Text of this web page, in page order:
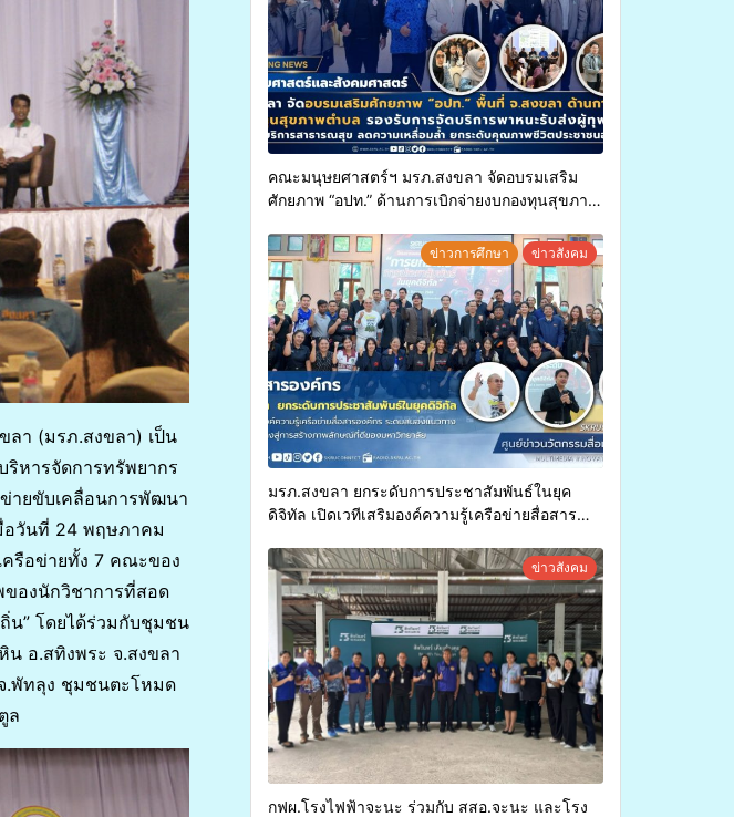
ลา (มรภ.สงขลา) เป็น
ริหารจัดการทรัพยากร
ายขับเคลื่อนการพัฒนา
อวันที่ 24 พฤษภาคม
รือข่ายทั้ง 7 คณะของ
องนักวิชาการที่สอด
น” โดยได้ร่วมกับชุมชน
อ.สทิงพระ จ.สงขลา
.พัทลุง ชุมชนตะโหมด
ล
คณะมนุษยศาสตร์ฯ มรภ.สงขลา จัดอบรมเสริม
ศักยภาพ “อปท.” ด้านการเบิกจ่ายงบกองทุนสุขภาพ
ทุพพลภาพเพื่อเข้ารับบริการสาธารณสุข ลดความ
เหลื่อมล้ำ ยกระดับคุณภาพชีวิตประชาชนอย่าง
ยั่งยืน
ข่าวการศึกษา ข่าวสังคม
มรภ.สงขลา ยกระดับการประชาสัมพันธ์ในยุค
ดิจิทัล เปิดเวทีเสริมองค์ความรู้เครือข่ายสื่อสาร
การสร้างภาพลักษณ์ที่ดีของมหาวิทยาลัยข่าวสังคม
กฟผ.โรงไฟฟ้าจะนะ ร่วมกับ สสอ.จะนะ และโรง